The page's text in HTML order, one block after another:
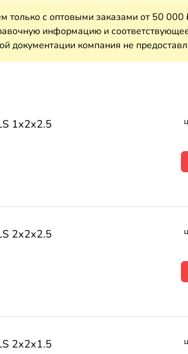
с оптовыми заказами от 50 000
информацию и
документации компания не
1х2х2.5
2х2х2.5
2х2х1.5